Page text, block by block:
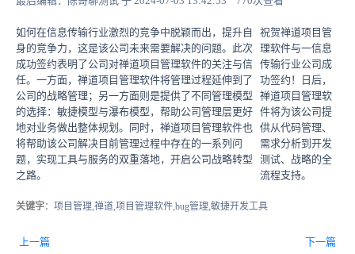
祝贺禅道项目管
理软件与一信息
传输行业公司成
功签约！日后，
禅道项目管理软
件将为该公司提
供从代码管理、
需求分析到开发
测试、战略的全
流程支持。
如何在信息传输行业激烈的竞争中脱颖而出，提升自
身的竞争力，这是该公司未来需要解决的问题。此次
成功签约表明了公司对禅道项目管理软件的关注与信
任。一方面，禅道项目管理软件将管理过程延伸到了
公司的战略管理；另一方面则是提供了不同管理模型
的选择：敏捷模型与瀑布模型，帮助公司管理层更好
地对业务做出整体规划。同时，禅道项目管理软件也
将帮助该公司解决目前管理过程中存在的一系列问
题，实现工具与服务的双重落地，开启公司战略转型
之路。
关键字：项目管理,禅道,项目管理软件,bug管理,敏捷开发工具
上一篇 下一篇